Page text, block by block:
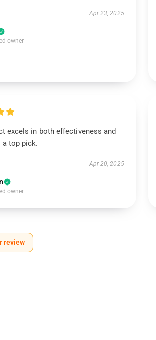
Apr 23, 2025
owner
excels in both effectiveness and
a top pick.
Apr 20, 2025
owner
review